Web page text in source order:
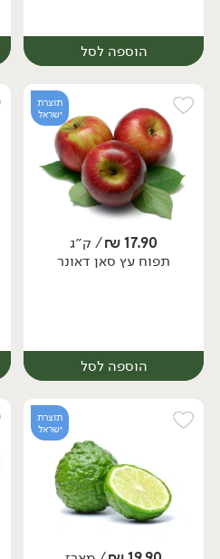
הוספה לסל
מארז
תוצרת
ישראל
17.90
₪/ ק״ג
תפוח עץ סאן דאונר
הוספה לסל
תוצרת
ישראל